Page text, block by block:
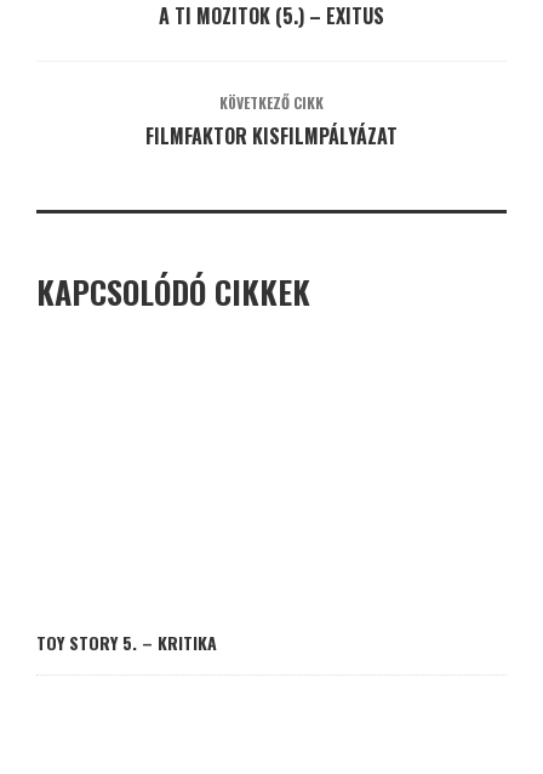
A TI MOZITOK (5.) – EXITUS
KÖVETKEZŐ CIKK
FILMFAKTOR KISFILMPÁLYÁZAT
KAPCSOLÓDÓ CIKKEK
TOY STORY 5. – KRITIKA